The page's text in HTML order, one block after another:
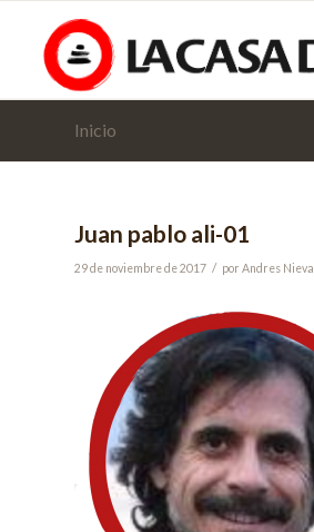
Inicio
Juan pablo ali-01
29 de noviembre de 2017 / por Andres Nieva